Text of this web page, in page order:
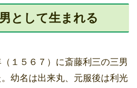
として生まれる
１５６７）に斎藤利三の三男
幼名は出来丸、元服後は利光